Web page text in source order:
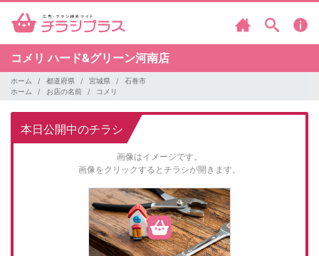
コメリハード&グリーン河南店
ホーム 都道府県 宮城県
石巻市
ホーム
お店の名前 コメリ
本日公開中のチラシ
画像はイメージです。
画像をクリックするとチラシが開きます。